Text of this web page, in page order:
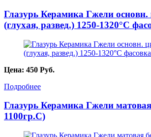
Глазурь Керамика Гжели основн.
(глухая, развед.) 1250-1320°С
Цена: 450 Руб.
Подробнее
Глазурь Керамика Гжели
1100гр.С)